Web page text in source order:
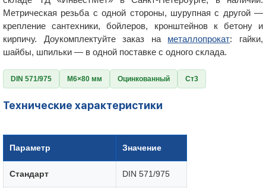
Метрическая резьба с одной стороны, шурупная с другой —
крепление сантехники, бойлеров, кронштейнов к бетону и
кирпичу. Доукомплектуйте заказ на металлопрокат: гайки,
шайбы, шпильки — в одной поставке с одного склада.
DIN 571/975 М6×80 мм Оцинкованный Ст3
Технические характеристики
Параметр Значение
Стандарт DIN 571/975